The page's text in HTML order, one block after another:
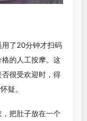
了20分钟才扫码
的人工按摩。这
很受欢迎时，得
疑。
把肚子放在一个